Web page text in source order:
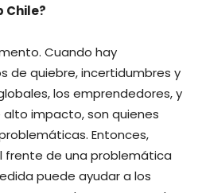
Chile?
Cuando hay
de quiebre, incertidumbres y
los emprendedores, y
impacto, son quienes
Entonces,
de una problemática
puede ayudar a los